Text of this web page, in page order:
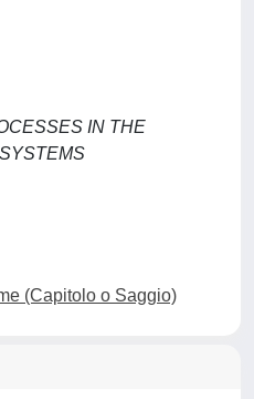
IN THE
(Capitolo o Saggio)